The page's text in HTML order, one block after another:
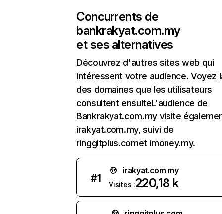
Concurrents de
bankrakyat.com.my
et ses alternatives
Découvrez d'autres sites web qui
intéressent votre audience. Voyez
des domaines que les utilisateurs
consultent ensuiteL'audience de
Bankrakyat.com.my visite
irakyat.com.my, suivi de
ringgitplus.comet imoney.my.
#1
irakyat.com.my
Visites :220,18 k